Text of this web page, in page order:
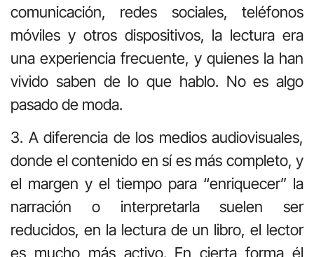
comunicación, redes sociales, teléfonos
móviles y otros dispositivos, la lectura era
una experiencia frecuente, y quienes la han
vivido saben de lo que hablo. No es algo
pasado de moda.
3. A diferencia de los medios audiovisuales,
donde el contenido en sí es más completo, y
el margen y el tiempo para “enriquecer” la
narración o interpretarla suelen ser
reducidos, en la lectura de un libro, el lector
es mucho más activo. En cierta forma él